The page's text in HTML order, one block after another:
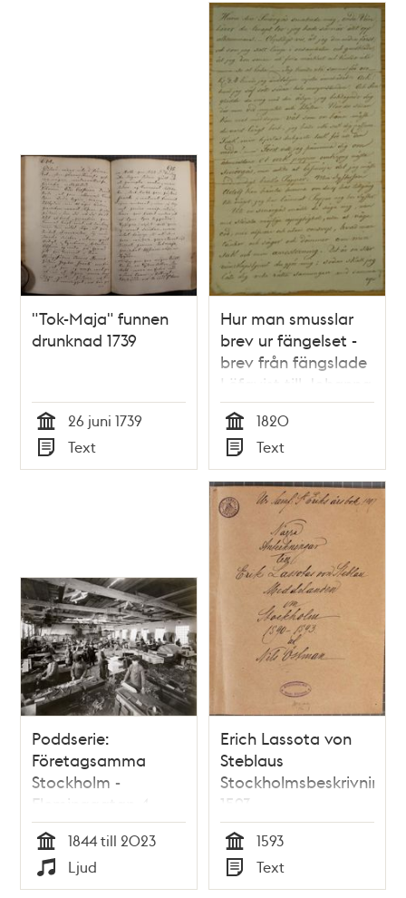
"Tok-Maja" funnen
drunknad 1739
Tid
26 juni 1739
Typ
Text
Hur man smusslar
brev ur fängelset -
brev från fängslade
Löfqvist till Johanna
Segerström 1820
Tid
1820
Typ
Text
Poddserie:
Företagsamma
Stockholm -
Fleminggatan 4,
Bolinders Mekaniska
Verkstad
Tid
1844 till 2023
Typ
Ljud
Erich Lassota von
Steblaus
Stockholmsbeskrivning
1593
Tid
1593
Typ
Text